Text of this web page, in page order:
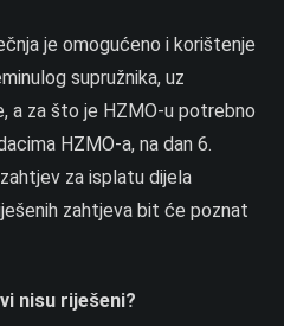
je omogućeno i korištenje
supružnika, uz
a za što je HZMO-u potrebno
HZMO-a, na dan 6.
za isplatu dijela
zahtjeva bit će poznat
nisu riješeni?